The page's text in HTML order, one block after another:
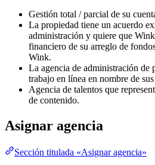
Gestión total / parcial de su
La propiedad tiene un acuerdo
administración y quiere que
financiero de su arreglo de
Wink.
La agencia de administración de
trabajo en línea en nombre de
Agencia de talentos que
de contenido.
Asignar agencia
Sección titulada «Asignar agencia»